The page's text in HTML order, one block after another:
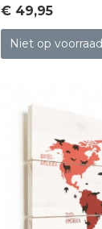
€ 49,95
Niet op voorraad